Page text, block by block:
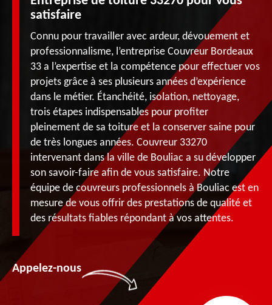
satisfaire
Connu pour travailler avec ardeur, dévouement et
professionnalisme, l’entreprise Couvreur Bordeaux
33 a l’expertise et la compétence pour effectuer vos
projets grâce à ses plusieurs années d’expérience
dans le métier. Étanchéité, isolation, nettoyage,
trois étapes indispensables pour profiter
pleinement de sa toiture et la conserver saine pour
de très longues années. Couvreur 33270
intervenant dans la ville de Bouliac a su développer
son savoir-faire afin de vous satisfaire. Notre
équipe de couvreurs professionnels à Bouliac est en
mesure de vous offrir des prestations de qualité et
des résultats fiables répondant à vos attentes.
Appelez-nous